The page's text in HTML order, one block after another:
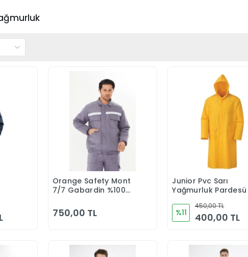
Sepete Ekle
Orange Safety Mont
7/7 Gabardin %100
Kapitoneli Kışlık Gri
750,00 TL
Sepete Ekle
Junior Pvc Sarı
Yağmurluk Pardesü
%11
450,00 TL
400,00 TL